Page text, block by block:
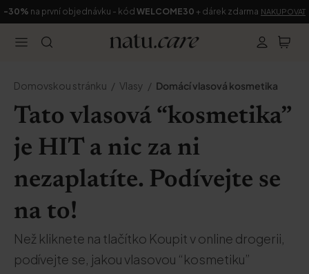
-30% na první objednávku - kód WELCOME30 + dárek zdarma NAKUPOVAT
Domovskou stránku Vlasy Domácí vlasová kosmetika
Tato vlasová “kosmetika”
je HIT a nic za ni
nezaplatíte. Podívejte se
na to!
Než kliknete na tlačítko Koupit v online drogerii,
podívejte se, jakou vlasovou “kosmetiku”